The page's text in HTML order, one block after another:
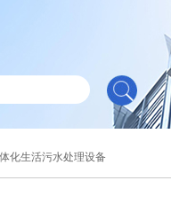
化生活污水处理设备